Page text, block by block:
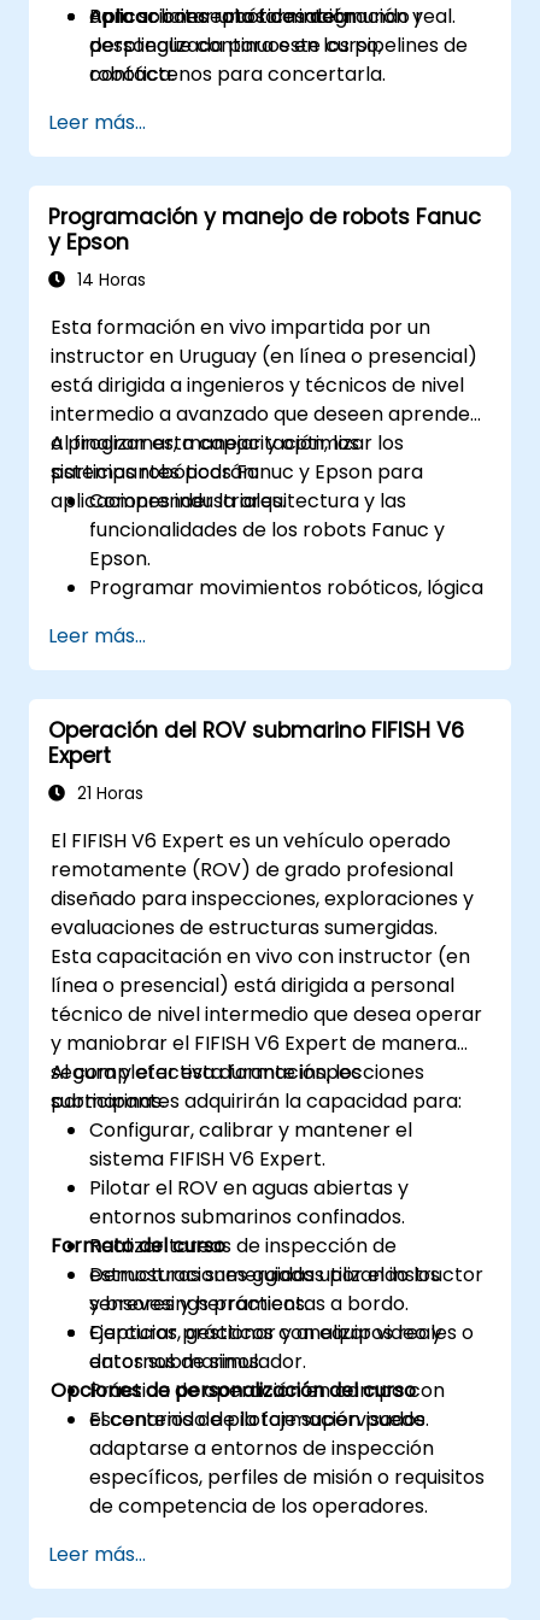
Aplicar conceptos de integración y
despliegue continuos en los pipelines de
robótica.
aplicaciones robóticas del mundo real.
Para solicitar una formación
personalizada para este curso,
contáctenos para concertarla.
Leer más...
Programación y manejo de robots Fanuc
y Epson
14 Horas
Esta formación en vivo impartida por un
instructor en Uruguay (en línea o presencial)
está dirigida a ingenieros y técnicos de nivel
intermedio a avanzado que deseen aprender
a programar, manejar y optimizar los
sistemas robóticos Fanuc y Epson para
aplicaciones industriales.
Al finalizar esta capacitación, los
participantes podrán:
Comprender la arquitectura y las
funcionalidades de los robots Fanuc y
Epson.
Programar movimientos robóticos, lógica
Implementar protocolos de seguridad y
técnicas de solución de problemas.
Optimizar los flujos de trabajo robóticos
para mejorar la eficiencia.
Leer más...
Operación del ROV submarino FIFISH V6
Expert
21 Horas
El FIFISH V6 Expert es un vehículo operado
remotamente (ROV) de grado profesional
diseñado para inspecciones, exploraciones y
evaluaciones de estructuras sumergidas.
Esta capacitación en vivo con instructor (en
línea o presencial) está dirigida a personal
técnico de nivel intermedio que desea operar
y maniobrar el FIFISH V6 Expert de manera
segura y efectiva durante inspecciones
submarinas.
Al completar esta formación, los
participantes adquirirán la capacidad para:
Configurar, calibrar y mantener el
sistema FIFISH V6 Expert.
Pilotar el ROV en aguas abiertas y
entornos submarinos confinados.
Realizar tareas de inspección de
estructuras sumergidas utilizando los
sensores y herramientas a bordo.
Capturar, gestionar y analizar video y
datos submarinos.
Formato del curso
Demostraciones guiadas por el instructor
y brevesings prácticos.
Ejercicios prácticos con equipos reales o
entornos de simulador.
Práctica de operación en campo con
escenarios de pilotaje supervisados.
Opciones de personalización del curso
El contenido de la formación puede
adaptarse a entornos de inspección
específicos, perfiles de misión o requisitos
de competencia de los operadores.
Leer más...